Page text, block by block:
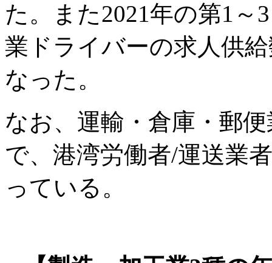
た。また2021年の第1～
業ドライバーの求人供
なった。
なお、運輸・倉庫・郵
で、港湾労働者/運送業
っている。